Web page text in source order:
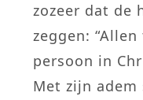
zozeer dat de
zeggen:
persoon in
Met zijn